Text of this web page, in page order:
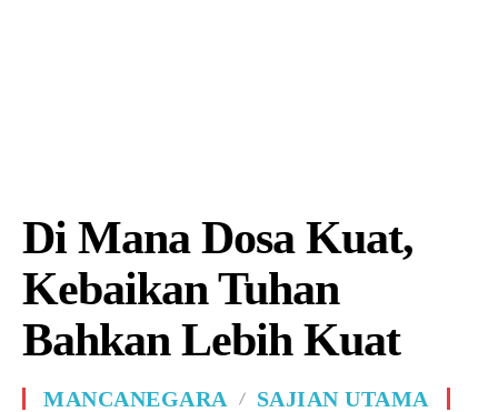
Di Mana Dosa Kuat,
Kebaikan Tuhan
Bahkan Lebih Kuat
MANCANEGARA SAJIAN UTAMA